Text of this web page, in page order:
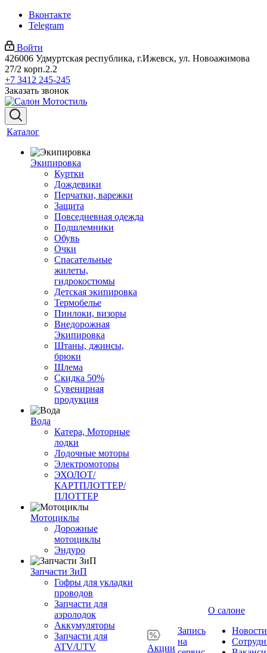
Вконтакте
Telegram
Войти
426006 Удмуртская республика, г.Ижевск, ул. Новоажимова
27/2 корп.2.2
+7 3412 245-245
Заказать звонок
Каталог
Экипировка
Куртки
Дождевики
Перчатки, варежки
Защита
Повседневная одежда
Подшлемники
Обувь
Очки
Спасательные
жилеты,
гидрокостюмы
Детская экипировка
Термобелье
Пинлоки, визоры
Внедорожная
Экипировка
Штаны, джинсы,
брюки
Шлема
Скидка 50%
Сувенирная
продукция
Вода
Катера, Моторные
лодки
Лодочные моторы
Электромоторы
ЭХОЛОТ/
КАРТПЛОТТЕР/
ПЛОТТЕР
Мотоциклы
Дорожные
мотоциклы
Эндуро
Запчасти ЗиП
Гофры для укладки
проводов
Запчасти для
аэролодок
Аккумуляторы
Запчасти для
ATV/UTV
Акции
Запись
на
О салоне
Новости